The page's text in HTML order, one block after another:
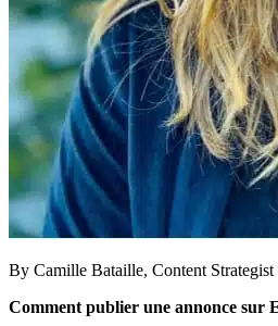
By Camille Bataille, Content Strategist
Comment publier une annonce sur